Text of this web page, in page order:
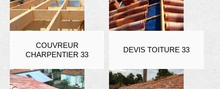
COUVREUR
CHARPENTIER 33
DEVIS TOITURE 33